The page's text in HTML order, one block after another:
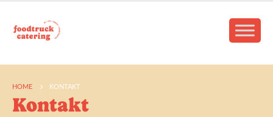
HOME KONTAKT
Kontakt